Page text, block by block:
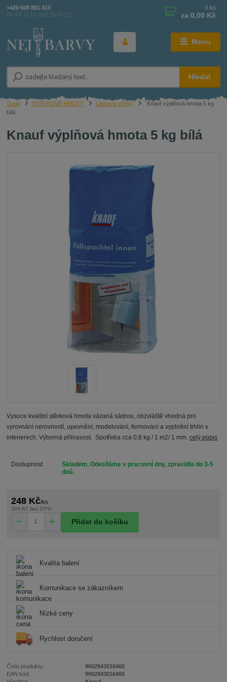
Menu
Hledat
+420 608 861 410
Po-Pá 8-16 hod (So 8-12)
0 ks
za 0,00 Kč
Úvod STĚRKOVÉ HMOTY sádrové stěrky
Knauf výplňová hmota 5 kg
bílá
Knauf výplňová hmota 5 kg bílá
Vysoce kvalitní stěrková hmota vázaná sádrou, obzvláště vhodná pro
vyrovnání nerovností, upevnění, modelování, formování a vyplnění trhlin v
interierech. Výborná přilnavost. Spotřeba cca 0,8 kg / 1 m2/ 1 mm.celý popis
Dostupnost
Skladem. Odesíláme v pracovní dny, zpravidla do 3-5
dnů.
248 Kč/ks
205 Kč bez DPH
Přidat do košíku
Kvalita balení
Komunikace se zákazníkem
Nízké ceny
Rychlost doručení
Číslo produktu:
9002943016460
EAN kód:
9002943016460